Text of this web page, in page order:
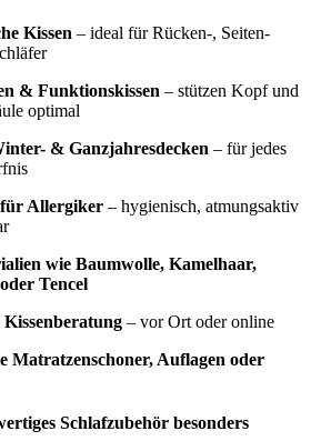
Kissen – ideal für Rücken-, Seiten-
& Funktionskissen – stützen Kopf und
optimal
& Ganzjahresdecken – für jedes
Allergiker – hygienisch, atmungsaktiv
wie Baumwolle, Kamelhaar,
Tencel
– vor Ort oder online
Matratzenschoner, Auflagen oder
Schlafzubehör besonders